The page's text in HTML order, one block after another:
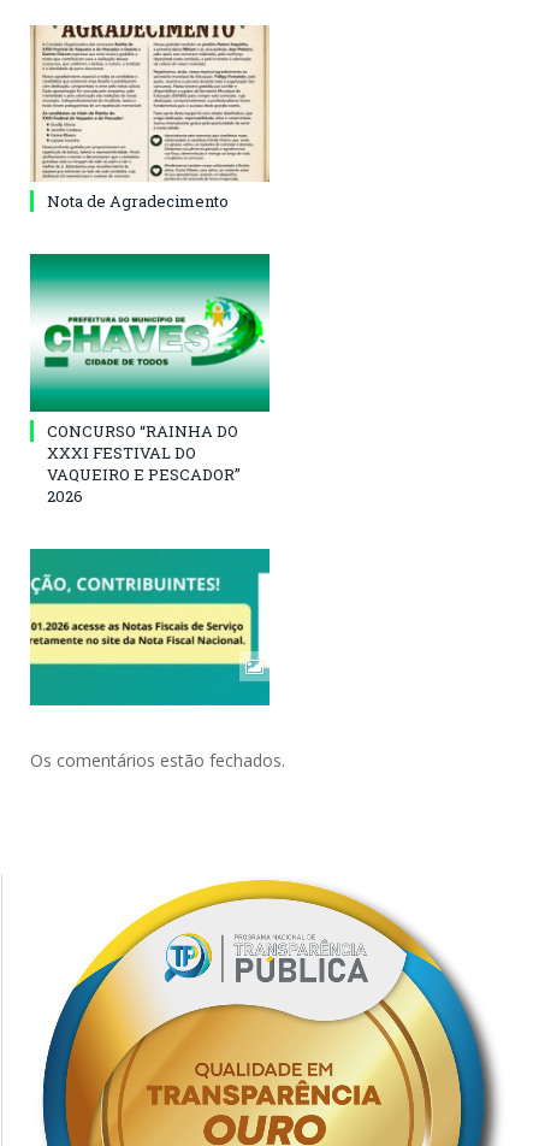
Nota de Agradecimento
CONCURSO “RAINHA DO
XXXI FESTIVAL DO
VAQUEIRO E PESCADOR”
2026
Os comentários estão fechados.